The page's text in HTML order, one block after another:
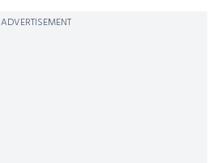
ADVERTISEMENT